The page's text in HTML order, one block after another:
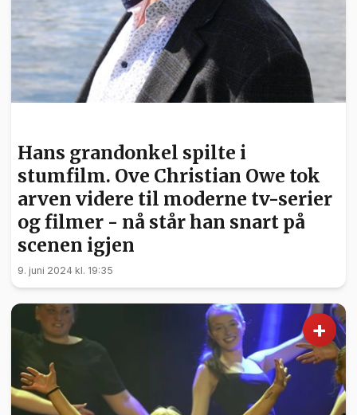
Hans grandonkel spilte i
stumfilm. Ove Christian Owe tok
arven videre til moderne tv-serier
og filmer - nå står han snart på
scenen igjen
9. juni 2024 kl. 19:35
+